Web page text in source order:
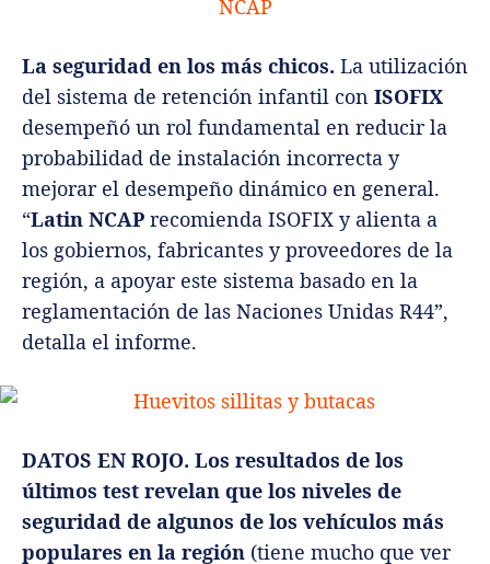
La seguridad en los más chicos. La utilización
del sistema de retención infantil con ISOFIX
desempeñó un rol fundamental en reducir la
probabilidad de instalación incorrecta y
mejorar el desempeño dinámico en general.
“Latin NCAP recomienda ISOFIX y alienta a
los gobiernos, fabricantes y proveedores de la
región, a apoyar este sistema basado en la
reglamentación de las Naciones Unidas R44”,
detalla el informe.
DATOS EN ROJO. Los resultados de los
últimos test revelan que los niveles de
seguridad de algunos de los vehículos más
populares en la región (tiene mucho que ver